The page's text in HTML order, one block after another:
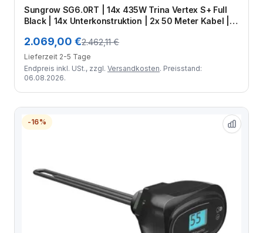
Sungrow SG6.0RT | 14x 435W Trina Vertex S+ Full
Black | 14x Unterkonstruktion | 2x 50 Meter Kabel |
2.069,00 €2.462,11 €
Lieferzeit 2-5 Tage
Endpreis inkl. USt., zzgl. Versandkosten. Preisstand:
06.08.2026.
-16%